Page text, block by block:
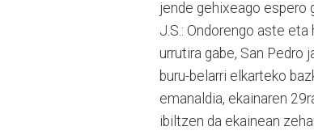
jende gehixeago espero
J.S.: Ondorengo aste
urrutira gabe, San Pedro
buru-belarri elkarteko
emanaldia, ekainaren
ibiltzen da ekainean